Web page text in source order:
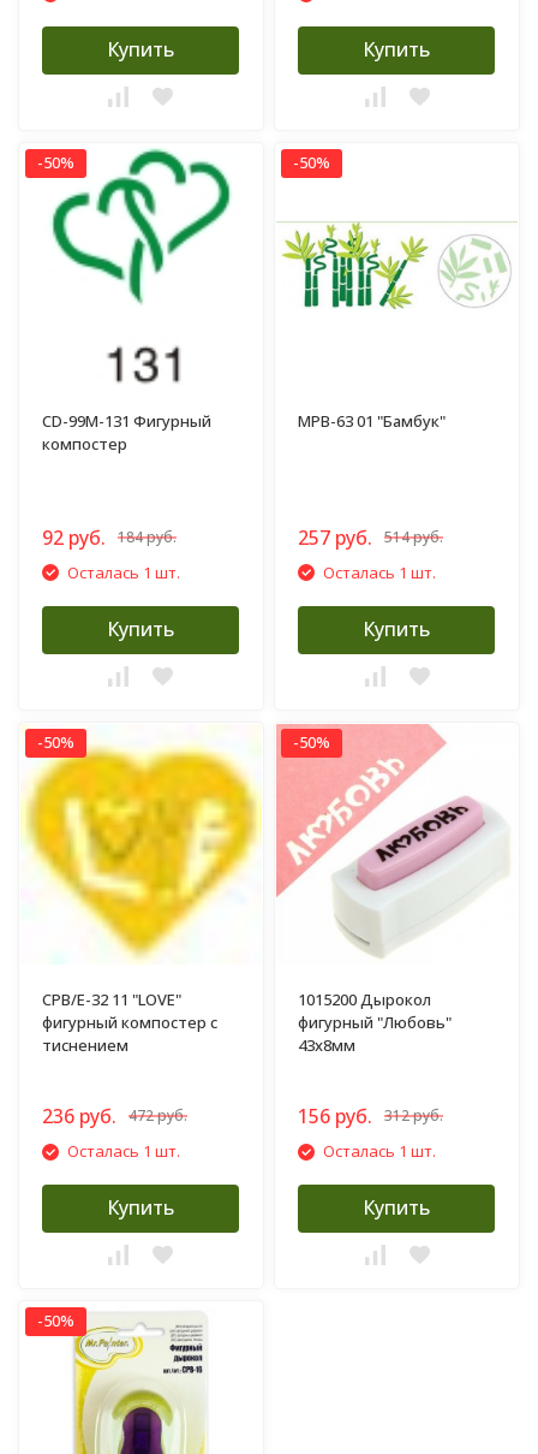
Купить Купить
-50%
CD-99M-131 Фигурный
компостер
92 руб. 184 руб.
Осталась 1 шт.
Купить
-50%
MPB-63 01 "Бамбук"
257 руб. 514 руб.
Осталась 1 шт.
Купить
-50%
CPB/E-32 11 "LOVE"
фигурный компостер с
тиснением
236 руб. 472 руб.
Осталась 1 шт.
Купить
-50%
1015200 Дырокол
фигурный "Любовь"
43х8мм
156 руб. 312 руб.
Осталась 1 шт.
Купить
-50%